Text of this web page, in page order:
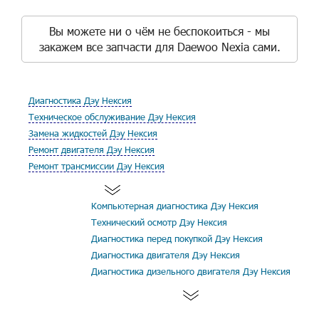
Вы можете ни о чём не беспокоиться - мы
закажем все запчасти для Daewoo Nexia сами.
Диагностика Дэу Нексия
Техническое обслуживание Дэу Нексия
Замена жидкостей Дэу Нексия
Ремонт двигателя Дэу Нексия
Ремонт трансмиссии Дэу Нексия
Компьютерная диагностика Дэу Нексия
Технический осмотр Дэу Нексия
Диагностика перед покупкой Дэу Нексия
Диагностика двигателя Дэу Нексия
Диагностика дизельного двигателя Дэу Нексия